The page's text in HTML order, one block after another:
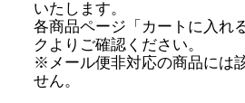
いたします。
各商品ページ「カートに入れ
クよりご確認ください。
※メール便非対応の商品には
せん。